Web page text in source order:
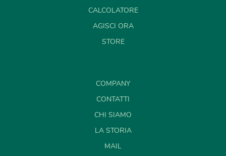
CALCOLATORE
AGISCI ORA
STORE
COMPANY
CONTATTI
CHI SIAMO
LA STORIA
MAIL